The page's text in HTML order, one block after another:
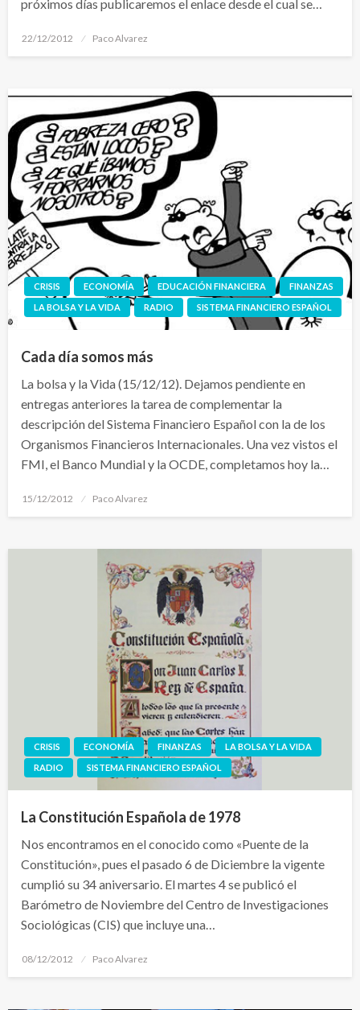
próximos días publicaremos el enlace desde el cual se…
Publicado
22/12/2012 Paco Alvarez
CRISIS ECONOMÍA EDUCACIÓN FINANCIERA
FINANZAS
LA BOLSA Y LA VIDA
RADIO SISTEMA FINANCIERO ESPAÑOL
Cada día somos más
La bolsa y la Vida (15/12/12). Dejamos pendiente en
entregas anteriores la tarea de complementar la
descripción del Sistema Financiero Español con la de los
Organismos Financieros Internacionales. Una vez vistos el
FMI, el Banco Mundial y la OCDE, completamos hoy la…
Publicado
15/12/2012 Paco Alvarez
CRISIS ECONOMÍA FINANZAS
LA BOLSA Y LA VIDA
RADIO
SISTEMA FINANCIERO ESPAÑOL
La Constitución Española de 1978
Nos encontramos en el conocido como «Puente de la
Constitución», pues el pasado 6 de Diciembre la vigente
cumplió su 34 aniversario. El martes 4 se publicó el
Barómetro de Noviembre del Centro de Investigaciones
Sociológicas (CIS) que incluye una…
Publicado
08/12/2012 Paco Alvarez